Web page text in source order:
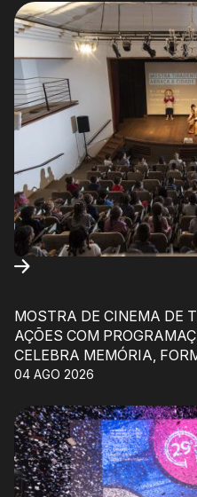
MOSTRA DE CINEMA DE
AÇÕES COM
CELEBRA MEMÓRIA,
04 AGO 2026